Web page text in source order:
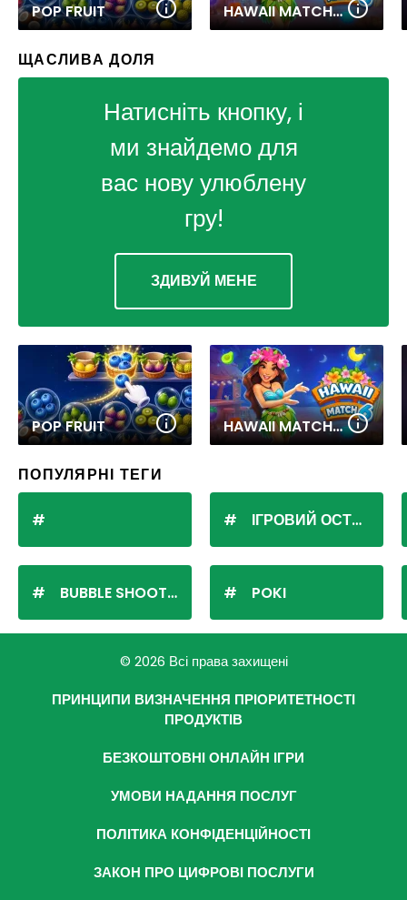
POP FRUIT HAWAII MATCH 6
ЩАСЛИВА ДОЛЯ
Натисніть кнопку, і
ми знайдемо для
вас нову улюблену
гру!
ЗДИВУЙ МЕНЕ
POP FRUIT HAWAII MATCH 6
ПОПУЛЯРНІ ТЕГИ
BUBBLE SHOOTER
ІГРОВИЙ ОСТРІВ
POKI
© 2026 Всі права захищені
ПРИНЦИПИ ВИЗНАЧЕННЯ ПРІОРИТЕТНОСТІ
ПРОДУКТІВ
БЕЗКОШТОВНІ ОНЛАЙН ІГРИ
УМОВИ НАДАННЯ ПОСЛУГ
ПОЛІТИКА КОНФІДЕНЦІЙНОСТІ
ЗАКОН ПРО ЦИФРОВІ ПОСЛУГИ